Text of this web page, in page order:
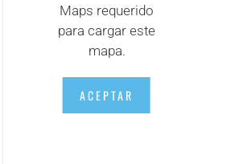
Maps requerido
para cargar este
mapa.
ACEPTAR